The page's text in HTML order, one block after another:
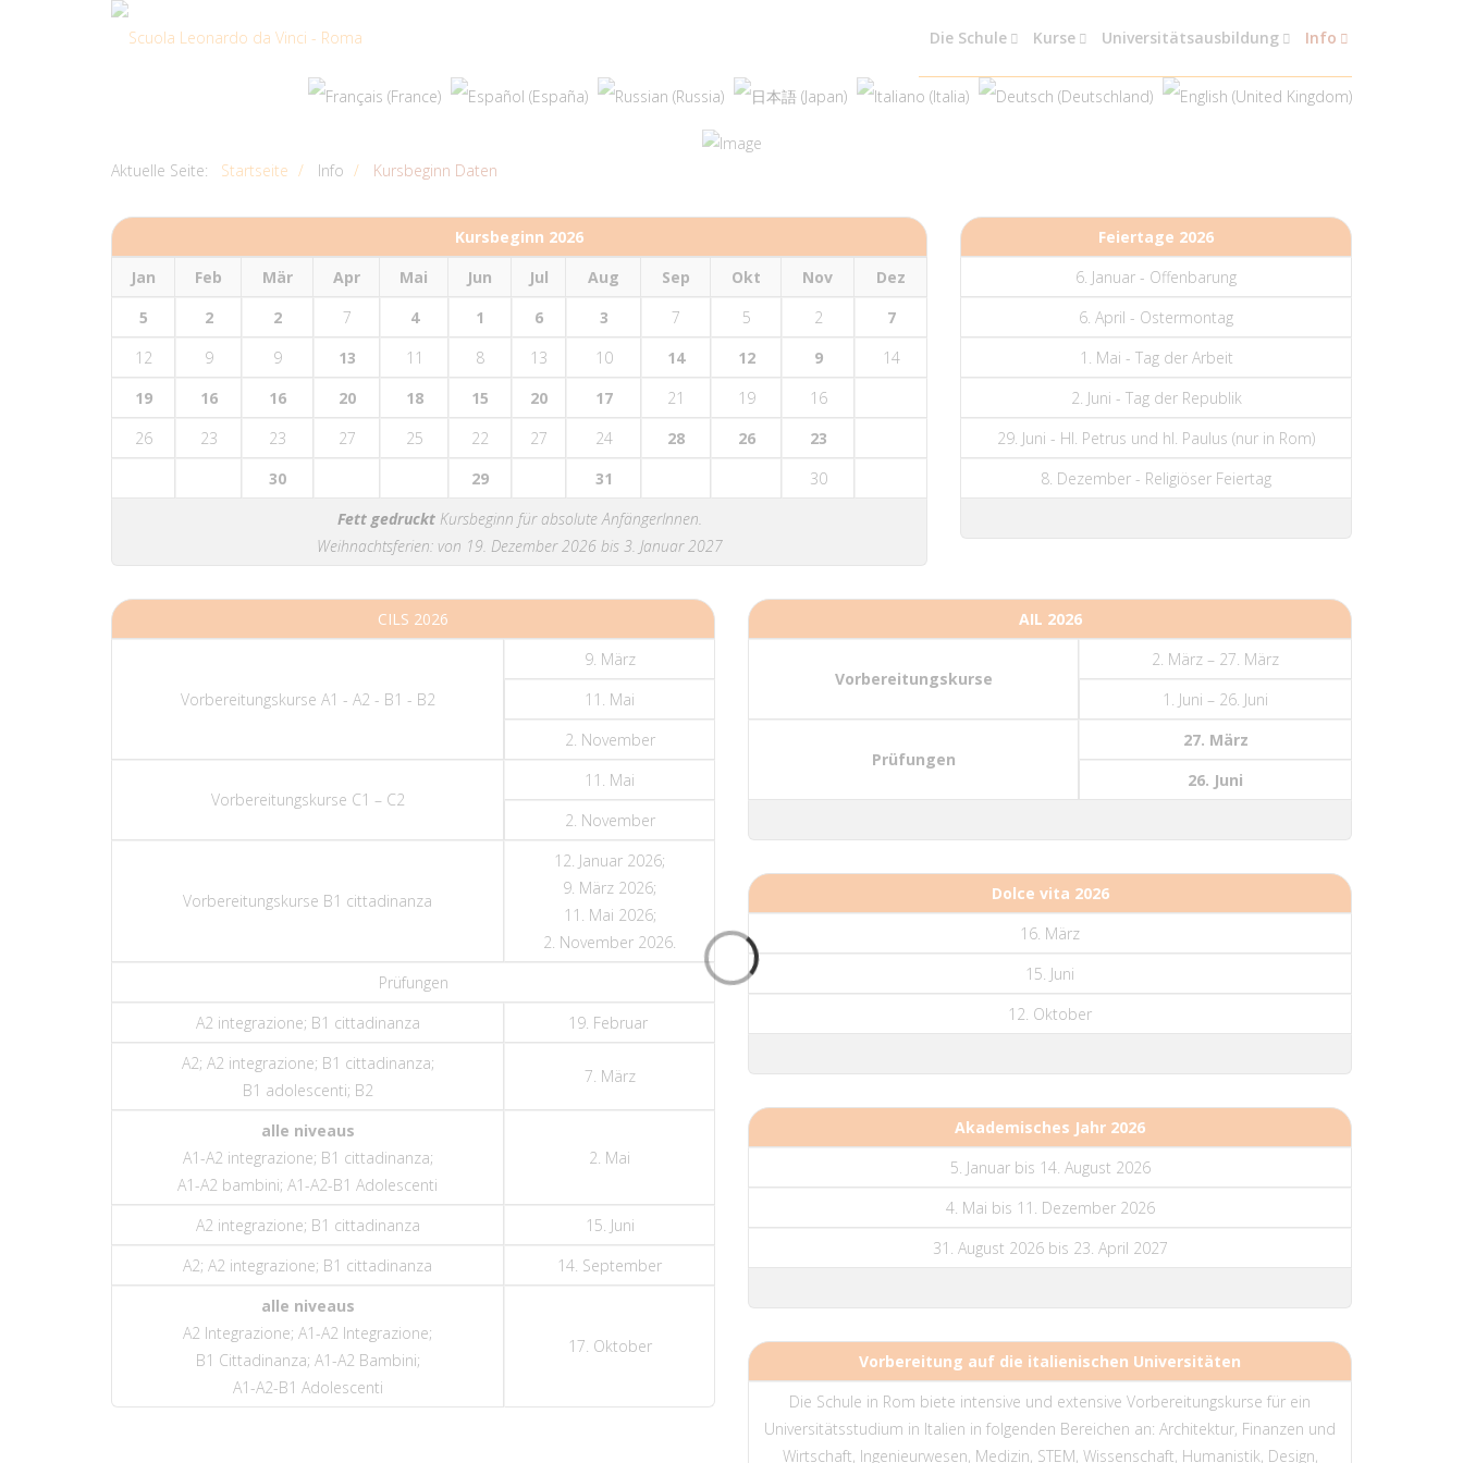
Die Schule Kurse Universitätsausbildung Info
Aktuelle Seite: Startseite Info Kursbeginn Daten
Kursbeginn 2026
Jan
Feb Mär Apr Mai Jun Jul Aug Sep Okt Nov
Dez
5
2 2 7 4 1 6 3 7 5 2
7
12
9 9 13 11 8 13 10 14 12 9
14
19
16 16 20 18 15 20 17 21 19
16
26
23 23 27 25 22 27 24 28 26
23
30
29 31
30
Fett gedrucktKursbeginn für absolute AnfängerInnen.
Weihnachtsferien: von 19. Dezember 2026 bis 3. Januar 2027
Feiertage 2026
6. Januar - Offenbarung
6. April - Ostermontag
1. Mai - Tag der Arbeit
2. Juni - Tag der Republik
29. Juni - Hl. Petrus und hl. Paulus (nur in Rom)
8. Dezember - Religiöser Feiertag
CILS 2026
Vorbereitungskurse A1 - A2 - B1 - B2
9. März
11. Mai
2. November
Vorbereitungskurse C1 – C2
11. Mai
2. November
Vorbereitungskurse B1 cittadinanza
12. Januar 2026;
9. März 2026;
11. Mai 2026;
2. November 2026.
Prüfungen
A2 integrazione; B1 cittadinanza
19. Februar
A2; A2 integrazione; B1 cittadinanza;
B1 adolescenti; B2
7. März
alle niveaus
A1-A2 integrazione; B1 cittadinanza;
A1-A2 bambini; A1-A2-B1 Adolescenti
2. Mai
A2 integrazione; B1 cittadinanza
15. Juni
A2; A2 integrazione; B1 cittadinanza
14. September
alle niveaus
A2 Integrazione; A1-A2 Integrazione;
B1 Cittadinanza; A1-A2 Bambini;
A1-A2-B1 Adolescenti
17. Oktober
AIL 2026
Vorbereitungskurse
2. März – 27. März
1. Juni – 26. Juni
Prüfungen
27. März
26. Juni
Dolce vita 2026
16. März
15. Juni
12. Oktober
Akademisches Jahr 2026
5. Januar bis 14. August 2026
4. Mai bis 11. Dezember 2026
31. August 2026 bis 23. April 2027
Vorbereitung auf die italienischen Universitäten
Die Schule in Rom biete intensive und extensive Vorbereitungskurse für ein
Universitätsstudium in Italien in folgenden Bereichen an: Architektur, Finanzen und
Wirtschaft, Ingenieurwesen, Medizin, STEM, Wissenschaft, Humanistik, Design,